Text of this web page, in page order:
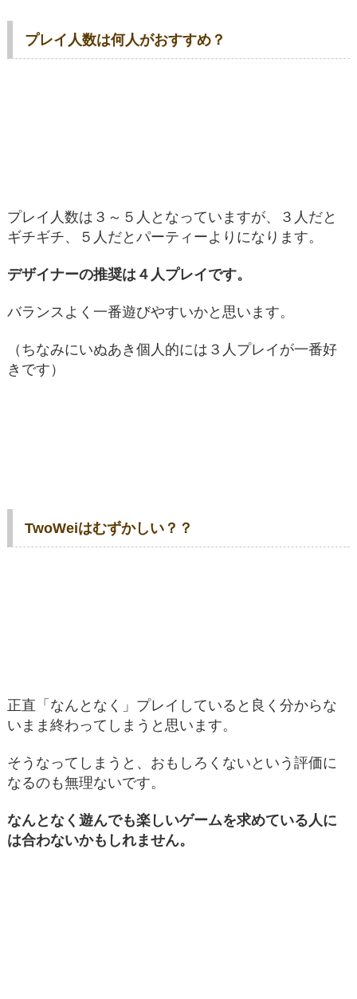
プレイ人数は何人がおすすめ？
プレイ人数は３～５人となっていますが、３人だと
ギチギチ、５人だとパーティーよりになります。
デザイナーの推奨は４人プレイです。
バランスよく一番遊びやすいかと思います。
（ちなみにいぬあき個人的には３人プレイが一番好
きです）
TwoWeiはむずかしい？？
正直「なんとなく」プレイしていると良く分からな
いまま終わってしまうと思います。
そうなってしまうと、おもしろくないという評価に
なるのも無理ないです。
なんとなく遊んでも楽しいゲームを求めている人に
は合わないかもしれません。